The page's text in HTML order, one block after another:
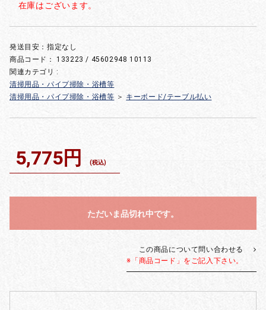
在庫はございます。
発送目安：指定なし
商品コード： 133223 / 45602948 10113
関連カテゴリ :
清掃用品・パイプ掃除・浴槽等
清掃用品・パイプ掃除・浴槽等 ＞ キーボード/テーブル払い
5,775円 (税込)
ただいま品切れ中です。
この商品について問い合わせる
※「商品コード」をご記入下さい。